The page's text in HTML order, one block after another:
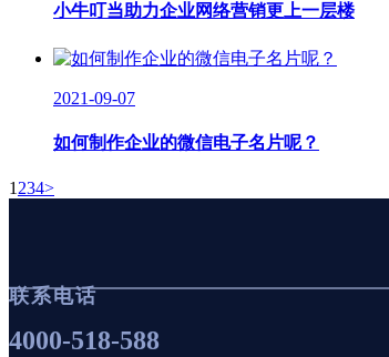
小牛叮当助力企业网络营销更上一层楼
2021-09-07
如何制作企业的微信电子名片呢？
1 234>
联系电话
4000-518-588